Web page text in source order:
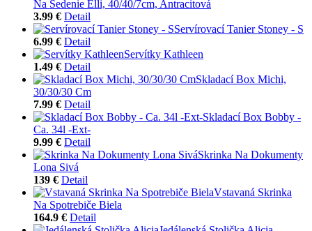
Na Sedenie Elli, 40/40/7cm, Antracitová
3.99 € Detail
Servírovací Tanier Stoney - S
6.99 € Detail
Servítky Kathleen
1.49 € Detail
Skladací Box Michi,
30/30/30 Cm
7.99 € Detail
Skladací Box Bobby -
Ca. 34l -Ext-
9.99 € Detail
Skrinka Na Dokumenty
Lona Sivá
139 € Detail
Vstavaná Skrinka
Na Spotrebiče Biela
164.9 € Detail